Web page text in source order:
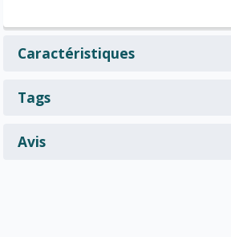
Caractéristiques
Tags
Avis